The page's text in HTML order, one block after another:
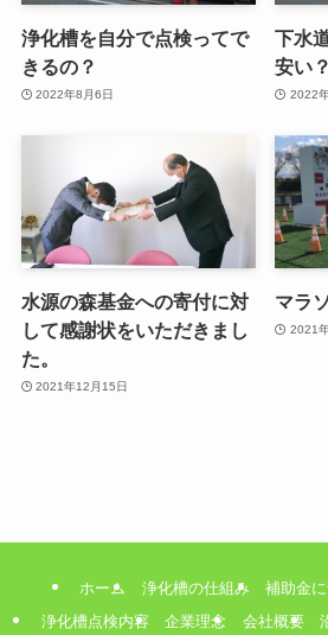
浄化槽を自分で点検ってで
きるの？
2022年8月6日
下水
安い
2022
水源の森基金への寄付に対
して感謝状をいただきまし
た。
2021年12月15日
マラ
2021
ホーム 浄化槽の仕組み 補助金
浄化槽点検内容
企業理念 会社概要